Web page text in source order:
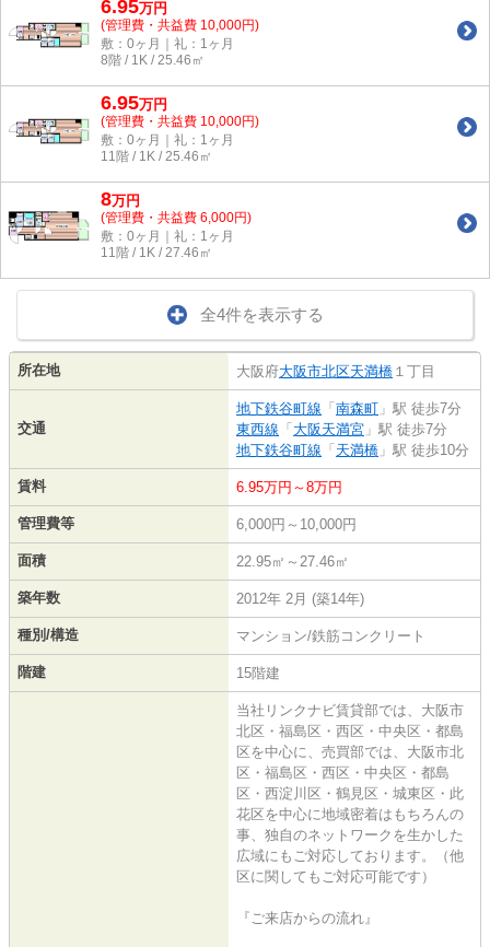
6.95万円
(管理費・共益費 10,000円)
敷：0ヶ月｜礼：1ヶ月
8階 / 1K / 25.46㎡
6.95万円
(管理費・共益費 10,000円)
敷：0ヶ月｜礼：1ヶ月
11階 / 1K / 25.46㎡
8万円
(管理費・共益費 6,000円)
敷：0ヶ月｜礼：1ヶ月
11階 / 1K / 27.46㎡
全4件を表示する
所在地 大阪府大阪市北区天満橋 １丁目
交通
地下鉄谷町線 「 南森町 」駅 徒歩7分
東西線 「 大阪天満宮 」駅 徒歩7分
地下鉄谷町線 「 天満橋 」駅 徒歩10分
賃料 6.95万円～8万円
管理費等 6,000円～10,000円
面積 22.95㎡～27.46㎡
築年数 2012年 2月 (築14年)
種別/構造 マンション/鉄筋コンクリート
階建 15階建
当社リンクナビ賃貸部では、大阪市
北区・福島区・西区・中央区・都島
区を中心に、売買部では、大阪市北
区・福島区・西区・中央区・都島
区・西淀川区・鶴見区・城東区・此
花区を中心に地域密着はもちろんの
事、独自のネットワークを生かした
広域にもご対応しております。（他
区に関してもご対応可能です）
『ご来店からの流れ』